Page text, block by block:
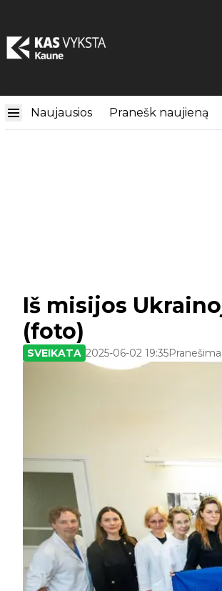
Naujausios Pranešk naujieną
Iš misijos
(foto)
SVEIKATA 2025-06-02 19:35